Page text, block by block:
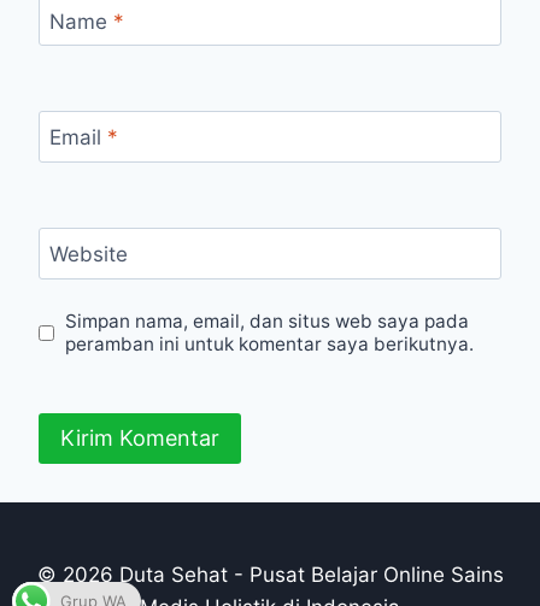
Name *
Email *
Website
Simpan nama, email, dan situs web saya pada
peramban ini untuk komentar saya berikutnya.
© 2026 Duta Sehat - Pusat Belajar Online Sains
Grup WA